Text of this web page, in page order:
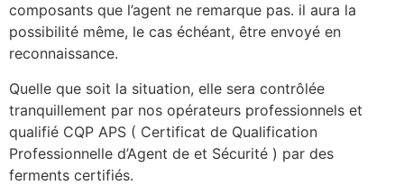
composants que l’agent ne remarque pas. il aura la
possibilité même, le cas échéant, être envoyé en
reconnaissance.
Quelle que soit la situation, elle sera contrôlée
tranquillement par nos opérateurs professionnels et
qualifié CQP APS ( Certificat de Qualification
Professionnelle d’Agent de et Sécurité ) par des
ferments certifiés.